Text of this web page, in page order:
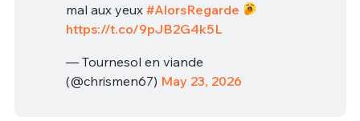
mal aux yeux #AlorsRegarde
https://t.co/9pJB2G4k5L
— Tournesol en viande
(@chrismen67) May 23, 2026